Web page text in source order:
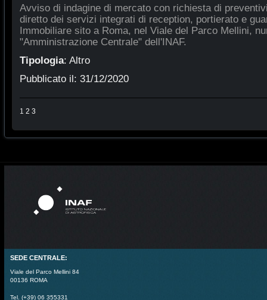
Avviso di indagine di mercato con richiesta di
diretto dei servizi integrati di reception, portierato e
Immobiliare sito a Roma, nel Viale del Parco Mellini,
"Amministrazione Centrale" dell'INAF.
Tipologia: Altro
Pubblicato il: 31/12/2020
1 2 3
SEDE CENTRALE:
Viale del Parco Mellini 84
00136 ROMA
Tel. (+39) 06 355331